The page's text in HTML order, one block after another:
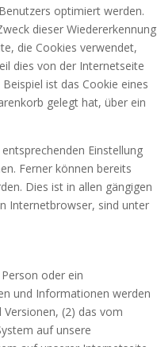
optimiert werden.
dieser Wiedererkennung
die Cookies verwendet,
dies von der Internetseite
ist das Cookie eines
gelegt hat, über ein
Einstellung
Ferner können bereits
Dies ist in allen gängigen
Internetbrowser, sind unter
oder ein
und Informationen werden
(2) das vom
auf unsere